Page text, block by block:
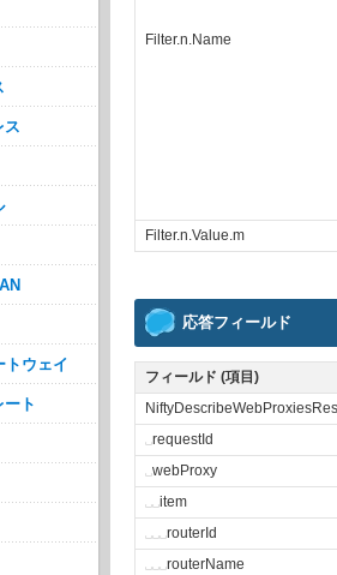
Filter.n.Name
Filter.n.Value.m
応答フィールド
フィールド (項目)
␣requestId
␣webProxy
␣␣item
␣␣␣routerId
␣␣␣routerName
ス
トウェイ
ト